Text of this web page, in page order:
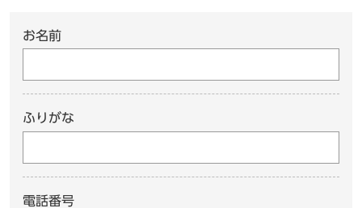
お名前
ふりがな
電話番号